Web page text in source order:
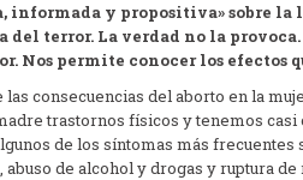
informada y propositiva» sobre
del terror. La verdad no la
Nos permite conocer los efectos
consecuencias del aborto en la
trastornos físicos y tenemos
de los síntomas más
de alcohol y drogas y ruptura